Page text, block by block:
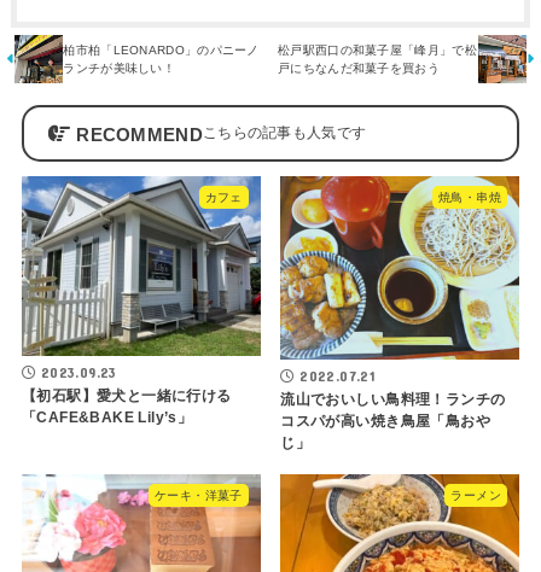
柏市柏「LEONARDO」のパニーノ
ランチが美味しい！
松戸駅西口の和菓子屋「峰月」で松
戸にちなんだ和菓子を買おう
RECOMMEND
カフェ
2023.09.23
【初石駅】愛犬と一緒に行ける
「CAFE&BAKE Lily’s」
焼鳥・串焼
2022.07.21
流山でおいしい鳥料理！ランチの
コスパが高い焼き鳥屋「鳥おや
じ」
ケーキ・洋菓子 ラーメン